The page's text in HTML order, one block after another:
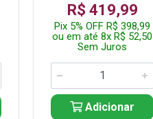
R$ 419,99
Pix 5% OFF R$ 398,99
ou em até 8x R$ 52,50
Sem Juros
Adicionar